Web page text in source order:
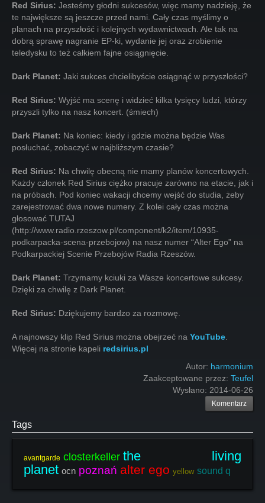
Red Sirius: Jesteśmy głodni sukcesów, więc mamy nadzieję, że
te największe są jeszcze przed nami. Cały czas myślimy o
planach na przyszłość i kolejnych wydawnictwach. Ale tak na
dobrą sprawę nagranie EP-ki, wydanie jej oraz zrobienie
teledysku to też całkiem fajne osiągnięcie.
Dark Planet: Jaki sukces chcielibyście osiągnąć w przyszłości?
Red Sirius: Wyjść ma scenę i widzieć kilka tysięcy ludzi, którzy
przyszli tylko na nasz koncert. (śmiech)
Dark Planet: Na koniec: kiedy i gdzie można będzie Was
posłuchać, zobaczyć w najbliższym czasie?
Red Sirius: Na chwilę obecną nie mamy planów koncertowych.
Każdy członek Red Sirius ciężko pracuje zarówno na etacie, jak i
na próbach. Pod koniec wakacji chcemy wejść do studia, żeby
zarejestrować dwa nowe numery. Z kolei cały czas można
głosować TUTAJ
(http://www.radio.rzeszow.pl/component/k2/item/10935-
podkarpacka-scena-przebojow) na nasz numer “Alter Ego” na
Podkarpackiej Scenie Przebojów Radia Rzeszów.
Dark Planet: Trzymamy kciuki za Wasze koncertowe sukcesy.
Dzięki za chwilę z Dark Planet.
Red Sirius: Dziękujemy bardzo za rozmowę.
A najnowszy klip Red Sirius można obejrzeć na YouTube
Więcej na stronie kapeli redsirius.pl
Autor: harmonium
Zaakceptowane przez: Teufel
Wysłano: 2014-06-26
Komentarz
Tags
avantgarde closterkeller the living
planet ocn poznań alter ego yellow sound q